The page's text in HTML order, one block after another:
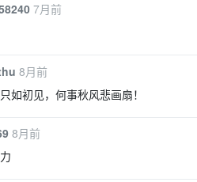
7月前
8月前
如初见，何事秋风悲画扇！
8月前